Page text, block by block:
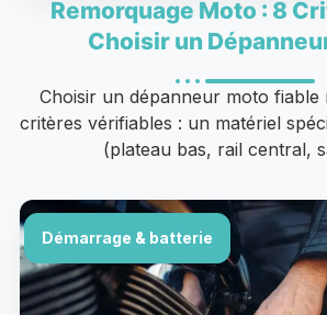
Remorquage Moto : 8
Choisir un
Choisir un dépanneur moto
critères vérifiables : un matériel
(plateau bas, rail central,
Démarrage & batterie